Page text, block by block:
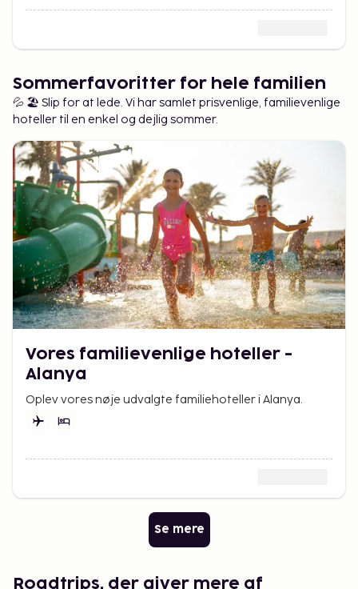
Sommerfavoritter for hele familien
💦 🏖️ Slip for at lede. Vi har samlet prisvenlige, familievenlige
hoteller til en enkel og dejlig sommer.
Vores familievenlige hoteller -
Alanya
Oplev vores nøje udvalgte familiehoteller i Alanya.
Se mere
Roadtrips, der giver mere af